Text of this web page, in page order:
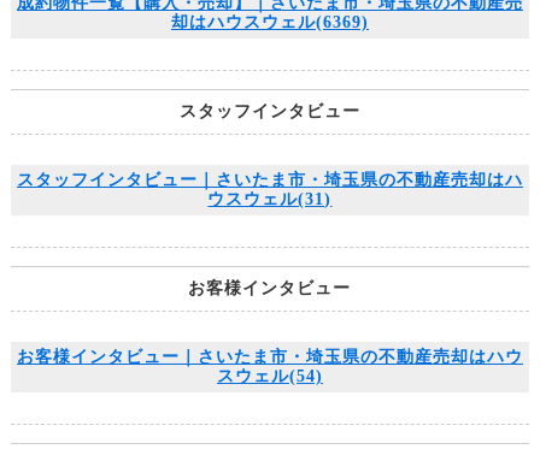
却はハウスウェル(6369)
スタッフインタビュー
スタッフインタビュー｜さいたま市・埼玉県の不動産売却はハ
ウスウェル(31)
お客様インタビュー
お客様インタビュー｜さいたま市・埼玉県の不動産売却はハウ
スウェル(54)